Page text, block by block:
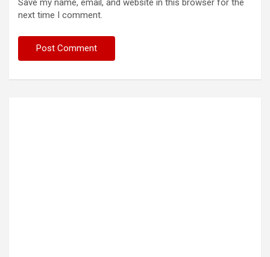
Save my name, email, and website in this browser for the
next time I comment.